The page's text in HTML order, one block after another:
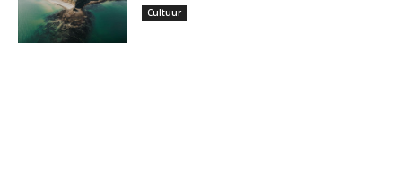
Cultuur